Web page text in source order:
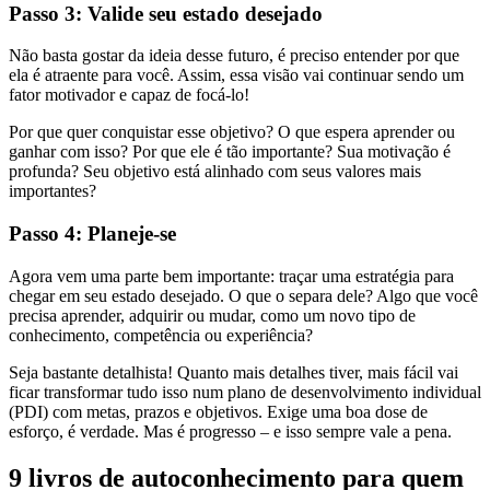
Passo 3: Valide seu estado desejado
Não basta gostar da ideia desse futuro, é preciso entender por que
ela é atraente para você. Assim, essa visão vai continuar sendo um
fator motivador e capaz de focá-lo!
Por que quer conquistar esse objetivo? O que espera aprender ou
ganhar com isso? Por que ele é tão importante? Sua motivação é
profunda? Seu objetivo está alinhado com seus valores mais
importantes?
Passo 4: Planeje-se
Agora vem uma parte bem importante: traçar uma estratégia para
chegar em seu estado desejado. O que o separa dele? Algo que você
precisa aprender, adquirir ou mudar, como um novo tipo de
conhecimento, competência ou experiência?
Seja bastante detalhista! Quanto mais detalhes tiver, mais fácil vai
ficar transformar tudo isso num plano de desenvolvimento individual
(PDI) com metas, prazos e objetivos. Exige uma boa dose de
esforço, é verdade. Mas é progresso – e isso sempre vale a pena.
9 livros de autoconhecimento para quem